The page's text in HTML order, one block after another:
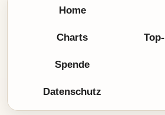
Home
Charts
Spende
Datenschutz